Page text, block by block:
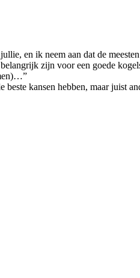
en ik neem aan dat de
zijn voor een goede
kansen hebben, maar juist